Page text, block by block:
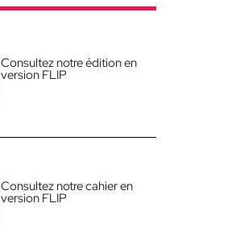
Consultez notre édition en
version FLIP
Consultez notre cahier en
version FLIP